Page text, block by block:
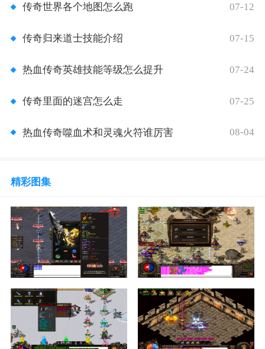
传奇世界各个地图怎么跑 07-12
传奇归来道士技能介绍 07-15
热血传奇英雄技能等级怎么提升 07-24
传奇里面的迷宫怎么走 07-25
热血传奇噬血术和灵魂火符谁厉害 08-04
精彩图集